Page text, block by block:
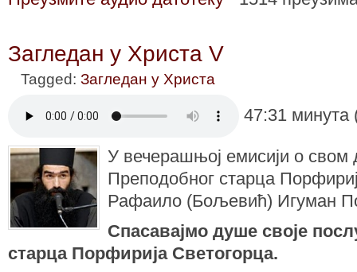
Загледан у Христа V
Tagged: Загледан у Христа
47:31
У вечерашњој емисији о
Преподобног старца
Рафаило (Бољевић) Игуман
Спасавајмо душе своје
старца Порфирија Светогорца.